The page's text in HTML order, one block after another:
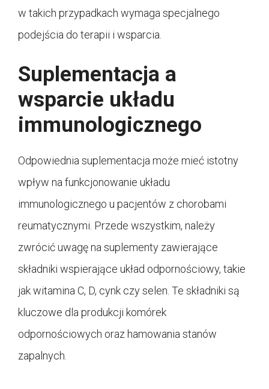
w takich przypadkach wymaga specjalnego
podejścia do terapii i wsparcia.
Suplementacja a
wsparcie układu
immunologicznego
Odpowiednia suplementacja może mieć istotny
wpływ na funkcjonowanie układu
immunologicznego u pacjentów z chorobami
reumatycznymi. Przede wszystkim, należy
zwrócić uwagę na suplementy zawierające
składniki wspierające układ odpornościowy, takie
jak witamina C, D, cynk czy selen. Te składniki są
kluczowe dla produkcji komórek
odpornościowych oraz hamowania stanów
zapalnych.